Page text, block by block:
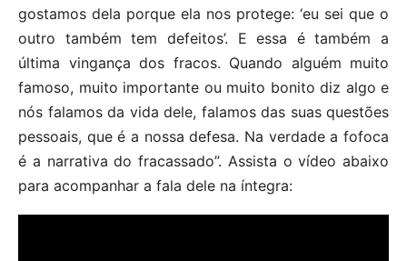
gostamos dela porque ela nos protege: ‘eu sei que o
outro também tem defeitos’. E essa é também a
última vingança dos fracos. Quando alguém muito
famoso, muito importante ou muito bonito diz algo e
nós falamos da vida dele, falamos das suas questões
pessoais, que é a nossa defesa. Na verdade a fofoca
é a narrativa do fracassado”. Assista o vídeo abaixo
para acompanhar a fala dele na íntegra: